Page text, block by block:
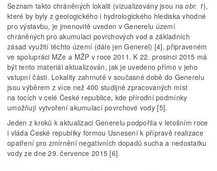
Seznam takto chráněných lokalit (vizualizovány jsou naobr. 1),
které by byly z geologického i hydrologického hlediska vhodné
pro výstavbu, je jmenovitě uveden v Generelu území
chráněných pro akumulaci povrchových vod a základních
zásad využití těchto území (dále jen Generel) [4], připraveném
ve spolupráci MZe a MŽP v roce 2011. K 22. prosinci 2015 má
být tento materiál aktualizován, jak je uvedeno přímo v jeho
vstupní části. Lokality zahrnuté v současné době do Generelu
jsou výběrem z více než 400 studijně zpracovaných míst
na tocích v celé České republice, kde přírodní podmínky
umožňují vytvoření akumulací povrchové vody [5].
Jeden z kroků k aktualizaci Generelu podpořila v letošním roce
i vláda České republiky formou Usnesení k přípravě realizace
opatření pro zmírnění negativních dopadů sucha a nedostatku
vody ze dne 29. července 2015 [6].